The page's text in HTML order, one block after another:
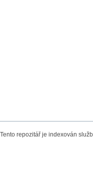
Tento repozitář je indexován